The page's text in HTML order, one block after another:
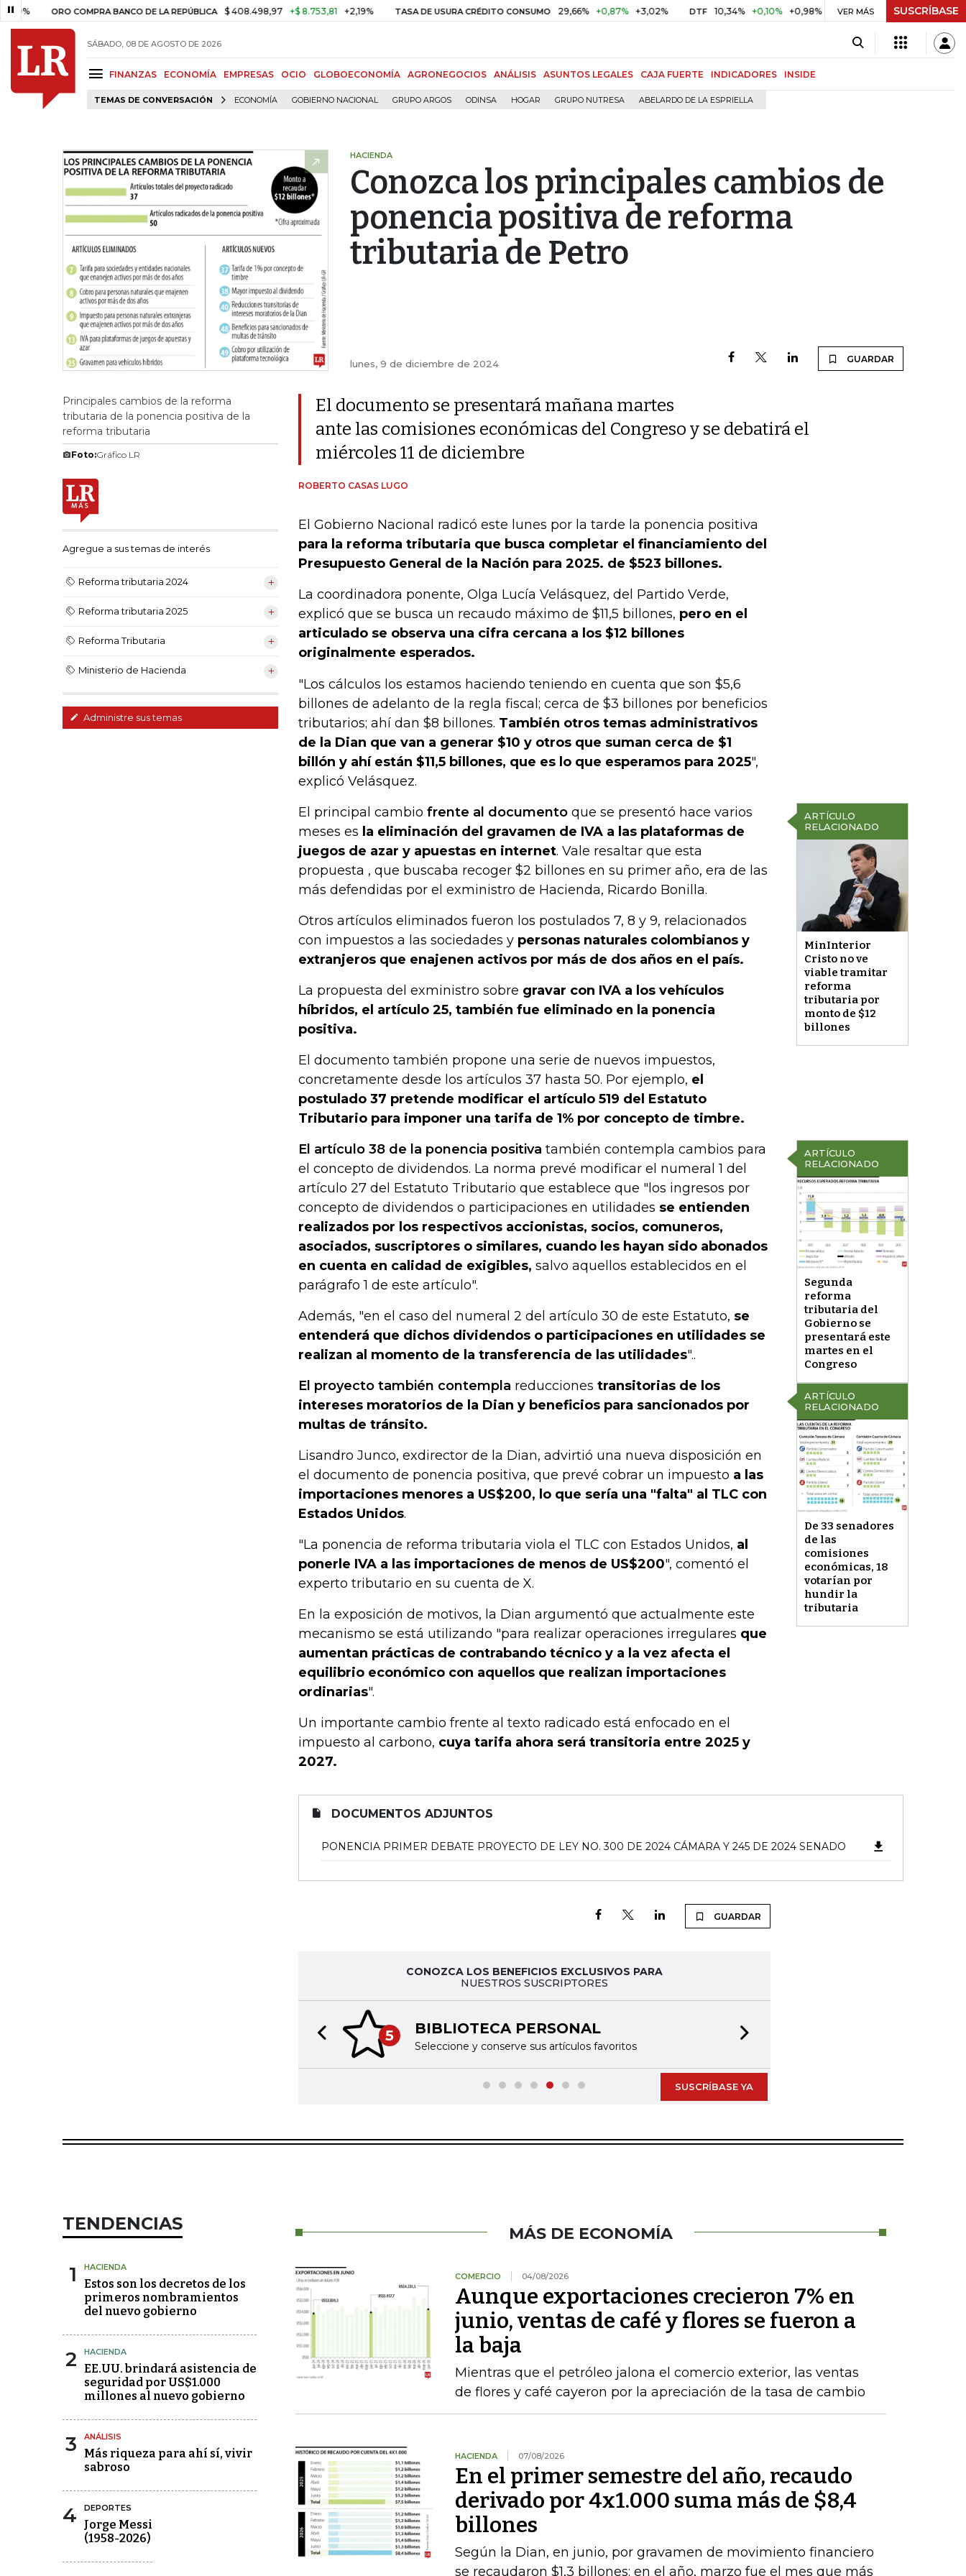
ORO COMPRA BANCO DE LA REPÚBLICA $ 408.498,97 +$ 8.753,81 +2,19% TASA DE USURA CRÉDITO CONSUMO 29,66% +0,87% +3,02% DTF 10,34% +0,10% +0,98% UVR $ 416,96 +$ 0,05 +0,01%
VER MÁS SUSCRÍBASE
SÁBADO, 08 DE AGOSTO DE 2026
FINANZAS ECONOMÍA EMPRESAS OCIO GLOBOECONOMÍA AGRONEGOCIOS ANÁLISIS ASUNTOS LEGALES CAJA FUERTE INDICADORES INSIDE
TEMAS DE CONVERSACIÓN ECONOMÍA GOBIERNO NACIONAL GRUPO ARGOS ODINSA HOGAR GRUPO NUTRESA ABELARDO DE LA ESPRIELLA
HACIENDA
Conozca los principales cambios de
ponencia positiva de reforma
tributaria de Petro
lunes, 9 de diciembre de 2024 GUARDAR
Principales cambios de la reforma
tributaria de la ponencia positiva de la
reforma tributaria
Foto:Gráfico LR
Agregue a sus temas de interés
Reforma tributaria 2024
Reforma tributaria 2025
Reforma Tributaria
Ministerio de Hacienda
Administre sus temas
El documento se presentará mañana martes
ante las comisiones económicas del Congreso y se debatirá el
miércoles 11 de diciembre
ROBERTO CASAS LUGO
El Gobierno Nacional radicó este lunes por la tarde la ponencia positiva
para la reforma tributaria que busca completar el financiamiento del
Presupuesto General de la Nación para 2025. de $523 billones.
La coordinadora ponente, Olga Lucía Velásquez, del Partido Verde,
explicó que se busca un recaudo máximo de $11,5 billones, pero en el
articulado se observa una cifra cercana a los $12 billones
originalmente esperados.
"Los cálculos los estamos haciendo teniendo en cuenta que son $5,6
billones de adelanto de la regla fiscal; cerca de $3 billones por beneficios
tributarios; ahí dan $8 billones. También otros temas administrativos
de la Dian que van a generar $10 y otros que suman cerca de $1
billón y ahí están $11,5 billones, que es lo que esperamos para 2025",
explicó Velásquez.
ARTÍCULO
RELACIONADO
MinInterior
Cristo no ve
viable tramitar
reforma
tributaria por
monto de $12
billones
El principal cambio frente al documento que se presentó hace varios
meses es la eliminación del gravamen de IVA a las plataformas de
juegos de azar y apuestas en internet. Vale resaltar que esta
propuesta , que buscaba recoger $2 billones en su primer año, era de las
más defendidas por el exministro de Hacienda, Ricardo Bonilla.
Otros artículos eliminados fueron los postulados 7, 8 y 9, relacionados
con impuestos a las sociedades y personas naturales colombianos y
extranjeros que enajenen activos por más de dos años en el país.
La propuesta del exministro sobre gravar con IVA a los vehículos
híbridos, el artículo 25, también fue eliminado en la ponencia
positiva.
El documento también propone una serie de nuevos impuestos,
concretamente desde los artículos 37 hasta 50. Por ejemplo, el
postulado 37 pretende modificar el artículo 519 del Estatuto
Tributario para imponer una tarifa de 1% por concepto de timbre.
ARTÍCULO
RELACIONADO
Segunda
reforma
tributaria del
Gobierno se
presentará este
martes en el
Congreso
El artículo 38 de la ponencia positiva también contempla cambios para
el concepto de dividendos. La norma prevé modificar el numeral 1 del
artículo 27 del Estatuto Tributario que establece que "l os ingresos por
concepto de dividendos o participaciones en utilidades se entienden
realizados por los respectivos accionistas, socios, comuneros,
asociados, suscriptores o similares, cuando les hayan sido abonados
en cuenta en calidad de exigibles, salvo aquellos establecidos en el
parágrafo 1 de este artículo".
Además, "en el caso del numeral 2 del artículo 30 de este Estatuto, se
entenderá que dichos dividendos o participaciones en utilidades se
realizan al momento de la transferencia de las utilidades"..
ARTÍCULO
RELACIONADO
De 33 senadores
de las
comisiones
económicas, 18
votarían por
hundir la
tributaria
El proyecto también contempla reducciones transitorias de los
intereses moratorios de la Dian y beneficios para sancionados por
multas de tránsito.
Lisandro Junco, exdirector de la Dian, advirtió una nueva disposición en
el documento de ponencia positiva, que prevé cobrar un impuesto a las
importaciones menores a US$200, lo que sería una "falta" al TLC con
Estados Unidos.
"La ponencia de reforma tributaria viola el TLC con Estados Unidos, al
ponerle IVA a las importaciones de menos de US$200", comentó el
experto tributario en su cuenta de X.
En la exposición de motivos, la Dian argumentó que actualmente este
mecanismo se está utilizando "para realizar operaciones irregulares que
aumentan prácticas de contrabando técnico y a la vez afecta el
equilibrio económico con aquellos que realizan importaciones
ordinarias".
Un importante cambio frente al texto radicado está enfocado en el
impuesto al carbono, cuya tarifa ahora será transitoria entre 2025 y
2027.
DOCUMENTOS ADJUNTOS
PONENCIA PRIMER DEBATE PROYECTO DE LEY NO. 300 DE 2024 CÁMARA Y 245 DE 2024 SENADO
GUARDAR
CONOZCA LOS BENEFICIOS EXCLUSIVOS PARA
NUESTROS SUSCRIPTORES
5 BIBLIOTECA PERSONAL
Seleccione y conserve sus artículos favoritos
Previous slide
SUSCRÍBASE YA
TENDENCIAS
1 HACIENDA
Estos son los decretos de los
primeros nombramientos
del nuevo gobierno
2 HACIENDA
EE.UU. brindará asistencia de
seguridad por US$1.000
millones al nuevo gobierno
3 ANÁLISIS
Más riqueza para ahí sí, vivir
sabroso
4 DEPORTES
Jorge Messi
(1958-2026)
MÁS DE ECONOMÍA
COMERCIO 04/08/2026
Aunque exportaciones crecieron 7% en
junio, ventas de café y flores se fueron a
la baja
Mientras que el petróleo jalona el comercio exterior, las ventas
de flores y café cayeron por la apreciación de la tasa de cambio
HACIENDA 07/08/2026
En el primer semestre del año, recaudo
derivado por 4x1.000 suma más de $8,4
billones
Según la Dian, en junio, por gravamen de movimiento financiero
se recaudaron $1,3 billones; en el año, marzo fue el mes que más